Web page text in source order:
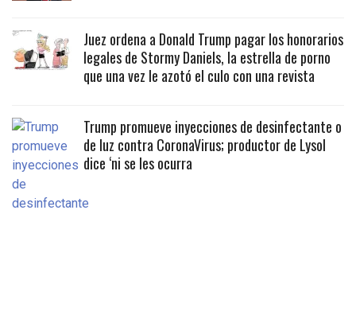
Juez ordena a Donald Trump pagar los honorarios
legales de Stormy Daniels, la estrella de porno
que una vez le azotó el culo con una revista
Trump promueve inyecciones de desinfectante o
de luz contra CoronaVirus; productor de Lysol
dice ‘ni se les ocurra